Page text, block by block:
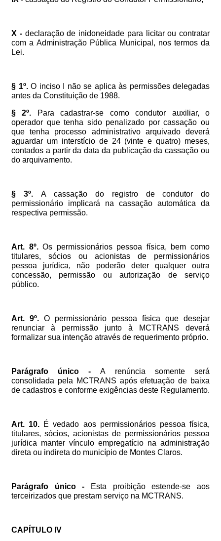
X - declaração de inidoneidade para licitar ou contratar
com a Administração Pública Municipal, nos termos da
Lei.
§ 1º. O inciso não se aplica às permissões delegadas
antes da Constituição de 1988.
§ 2º. Para cadastrar-se como condutor auxiliar,
o
operador que tenha sido penalizado por cassação ou
que
tenha processo administrativo arquivado
deverá
aguardar um interstício de 24 (vinte e quatro) meses,
contados a partir da data da publicação da cassação ou
do arquivamento.
§ 3º. A cassação do registro de condutor
do
permissionário
implicará na cassação automática
da
respectiva permissão.
Art. 8º. Os permissionários pessoa física, bem como
titulares,
sócios ou acionistas de
permissionários
pessoa
jurídica, não poderão deter qualquer
outra
concessão,
permissão ou autorização de
serviço
público.
Art. 9º. O permissionário pessoa física que desejar
renunciar
à permissão junto à MCTRANS
deverá
formalizar sua intenção através de requerimento próprio.
Parágrafo único - A renúncia somente
será
consolidada pela MCTRANS após efetuação de baixa
de cadastros e conforme exigências deste Regulamento.
Art. 10. É vedado aos permissionários pessoa física,
titulares, sócios, acionistas de permissionários pessoa
jurídica manter vínculo empregatício na administração
direta ou indireta do município de Montes Claros.
Parágrafo único - Esta proibição estende-se
aos
terceirizados que prestam serviço na MCTRANS.
CAPÍTULO IV